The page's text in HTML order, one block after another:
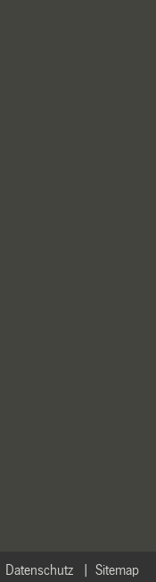
Sitemap
Datenschutz